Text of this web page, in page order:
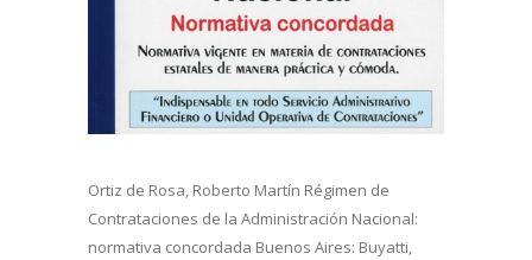
Ortiz de Rosa, Roberto Martín Régimen de
Contrataciones de la Administración Nacional:
normativa concordada Buenos Aires: Buyatti,